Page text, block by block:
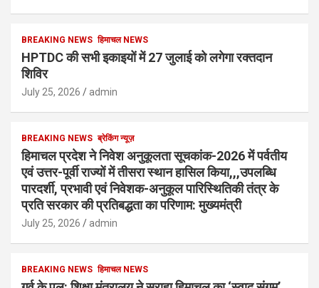
BREAKING NEWS हिमाचल NEWS
HPTDC की सभी इकाइयों में 27 जुलाई को लगेगा रक्तदान
शिविर
July 25, 2026 admin
BREAKING NEWS ब्रेकिंग न्यूज़
हिमाचल प्रदेश ने निवेश अनुकूलता सूचकांक-2026 में पर्वतीय
एवं उत्तर-पूर्वी राज्यों में तीसरा स्थान हासिल किया,,,उपलब्धि
पारदर्शी, प्रभावी एवं निवेशक-अनुकूल पारिस्थितिकी तंत्र के
प्रति सरकार की प्रतिबद्धता का परिणाम: मुख्यमंत्री
July 25, 2026 admin
BREAKING NEWS हिमाचल NEWS